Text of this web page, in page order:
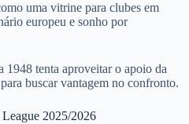
uma vitrine para clubes em
europeu e sonho por
1948 tenta aproveitar o apoio da
buscar vantagem no confronto.
2025/2026